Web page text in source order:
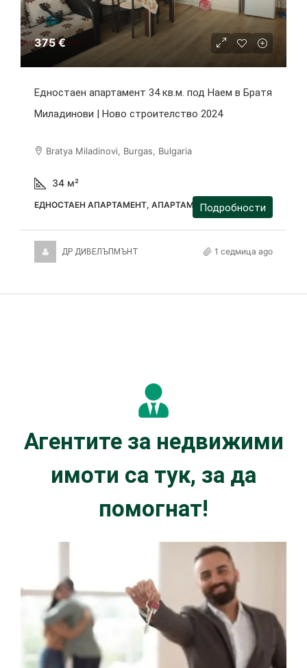
375 €
Едностаен апартамент 34 кв.м. под Наем в Братя
Миладинови | Ново строителство 2024
Bratya Miladinovi, Burgas, Bulgaria
34 м²
ЕДНОСТАЕН АПАРТАМЕНТ, АПАРТАМЕНТПодробности
ДР ДИВЕЛЪПМЪНТ 1 седмица ago
Агентите за недвижими
имоти са тук, за да
помогнат!